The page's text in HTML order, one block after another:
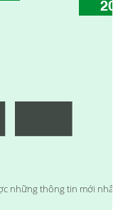
những thông tin mới nhất